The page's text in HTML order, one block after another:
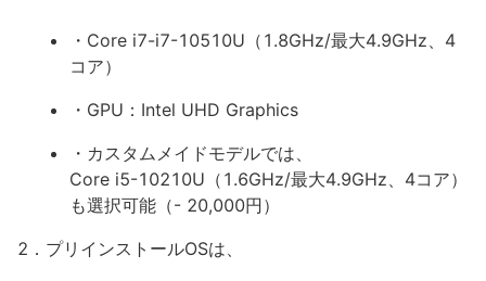
・Core i7-i7-10510U（1.8GHz/最大4.9GHz、4
コア）
・GPU：Intel UHD Graphics
・カスタムメイドモデルでは、
Core i5-10210U（1.6GHz/最大4.9GHz、4コア）
も選択可能（- 20,000円）
2．プリインストールOSは、